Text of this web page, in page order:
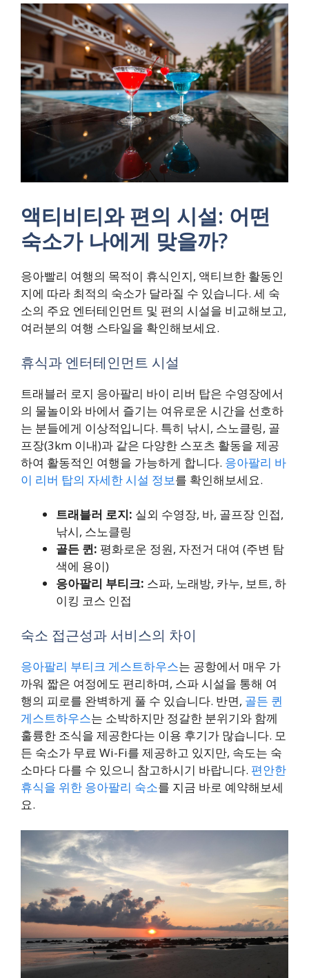
액티비티와 편의 시설: 어떤
숙소가 나에게 맞을까?
응아빨리 여행의 목적이 휴식인지, 액티브한 활동인
지에 따라 최적의 숙소가 달라질 수 있습니다. 세 숙
소의 주요 엔터테인먼트 및 편의 시설을 비교해보고,
여러분의 여행 스타일을 확인해보세요.
휴식과 엔터테인먼트 시설
트래블러 로지 응아팔리 바이 리버 탑은 수영장에서
의 물놀이와 바에서 즐기는 여유로운 시간을 선호하
는 분들에게 이상적입니다. 특히 낚시, 스노클링, 골
프장(3km 이내)과 같은 다양한 스포츠 활동을 제공
하여 활동적인 여행을 가능하게 합니다. 응아팔리 바
이 리버 탑의 자세한 시설 정보를 확인해보세요.
트래블러 로지: 실외 수영장, 바, 골프장 인접,
낚시, 스노클링
골든 퀸: 평화로운 정원, 자전거 대여 (주변 탐
색에 용이)
응아팔리 부티크: 스파, 노래방, 카누, 보트, 하
이킹 코스 인접
숙소 접근성과 서비스의 차이
응아팔리 부티크 게스트하우스는 공항에서 매우 가
까워 짧은 여정에도 편리하며, 스파 시설을 통해 여
행의 피로를 완벽하게 풀 수 있습니다. 반면, 골든 퀸
게스트하우스는 소박하지만 정갈한 분위기와 함께
훌륭한 조식을 제공한다는 이용 후기가 많습니다. 모
든 숙소가 무료 Wi-Fi를 제공하고 있지만, 속도는 숙
소마다 다를 수 있으니 참고하시기 바랍니다. 편안한
휴식을 위한 응아팔리 숙소를 지금 바로 예약해보세
요.